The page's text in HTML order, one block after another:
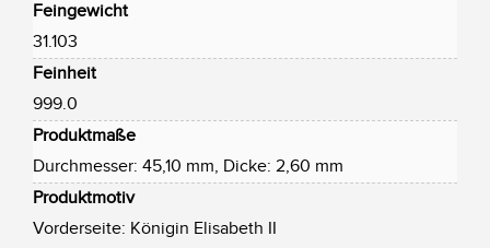
Feingewicht
31.103
Feinheit
999.0
Produktmaße
Durchmesser: 45,10 mm, Dicke: 2,60 mm
Produktmotiv
Vorderseite: Königin Elisabeth II